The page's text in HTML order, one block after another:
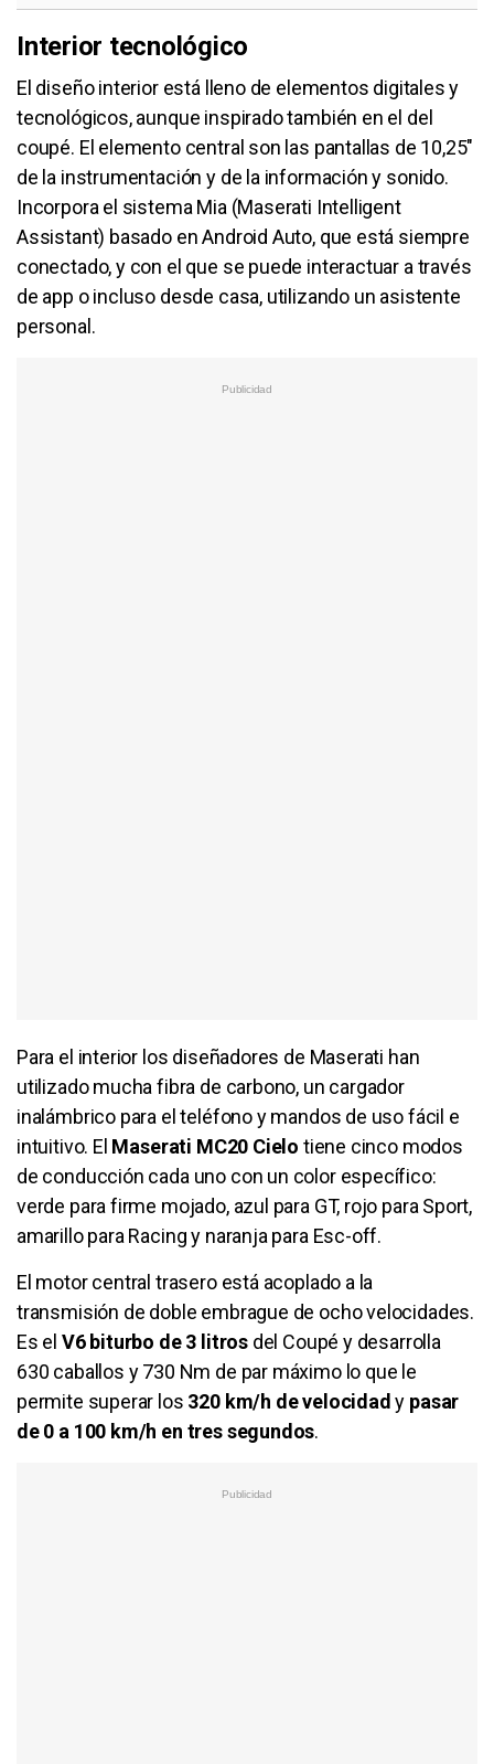
Interior tecnológico
El diseño interior está lleno de elementos digitales y
tecnológicos, aunque inspirado también en el del
coupé. El elemento central son las pantallas de 10,25"
de la instrumentación y de la información y sonido.
Incorpora el sistema Mia (Maserati Intelligent
Assistant) basado en Android Auto, que está siempre
conectado, y con el que se puede interactuar a través
de app o incluso desde casa, utilizando un asistente
personal.
Para el interior los diseñadores de Maserati han
utilizado mucha fibra de carbono, un cargador
inalámbrico para el teléfono y mandos de uso fácil e
intuitivo. El Maserati MC20 Cielo tiene cinco modos
de conducción cada uno con un color específico:
verde para firme mojado, azul para GT, rojo para Sport,
amarillo para Racing y naranja para Esc-off.
El motor central trasero está acoplado a la
transmisión de doble embrague de ocho velocidades.
Es el V6 biturbo de 3 litrosdel Coupé y desarrolla
630 caballos y 730 Nm de par máximo lo que le
permite superar los 320 km/h de velocidad y pasar
de 0 a 100 km/h en tres segundos.